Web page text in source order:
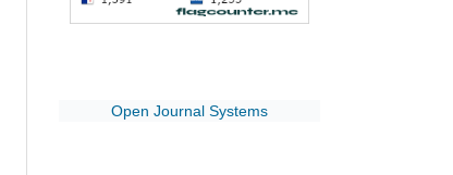
Open Journal Systems